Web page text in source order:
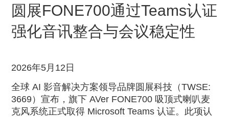
圆展FONE700通过Teams认证
强化音讯整合与会议稳定性
2026年5月 12 日
全球 AI影音解决方案领导品牌圆展科技（TWSE:
3669）宣布，旗下 AVer FONE700吸顶式喇叭麦
克风系统正式取得 Microsoft Teams认证。此项认